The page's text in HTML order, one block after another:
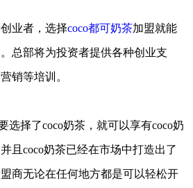
业者，选择coco都可奶茶加盟就能
总部将为投资者提供各种创业支
销等培训。
择了coco奶茶，就可以享有coco奶
且coco奶茶已经在市场中打造出了
商无论在任何地方都是可以轻松开